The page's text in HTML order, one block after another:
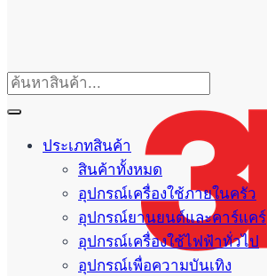
ประเภทสินค้า
สินค้าทั้งหมด
อุปกรณ์เครื่องใช้ภายในครัว
อุปกรณ์ยานยนต์และคาร์แคร์
อุปกรณ์เครื่องใช้ไฟฟ้าทั่วไป
อุปกรณ์เพื่อความบันเทิง